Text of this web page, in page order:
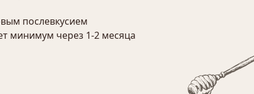
послевкусием
минимум через 1-2 месяца